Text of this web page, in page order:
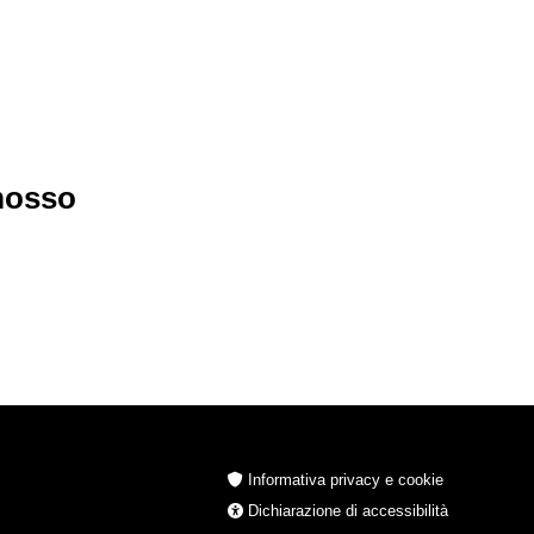
Informativa privacy e cookie
Dichiarazione di accessibilità